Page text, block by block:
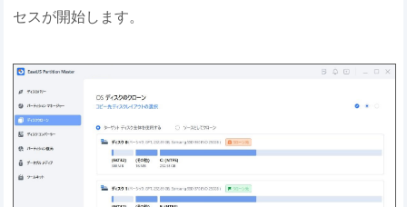
セスが開始します。